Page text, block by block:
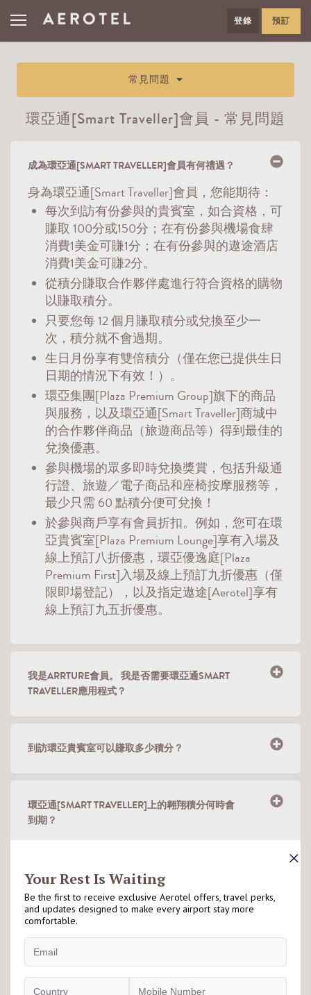
登錄 預訂
常見問題
環亞通[Smart Traveller]會員 - 常見問題
成為環亞通[SMART TRAVELLER]會員有何禮遇？
身為環亞通[Smart Traveller]會員，您能期待：
每次到訪有份參與的貴賓室，如合資格，可
賺取 100分或150分；在有份參與機場食肆
消費1美金可賺1分；在有份參與的遨途酒店
消費1美金可賺2分。
從積分賺取合作夥伴處進行符合資格的購物
以賺取積分。
只要您每 12 個月賺取積分或兌換至少一
次，積分就不會過期。
生日月份享有雙倍積分（僅在您已提供生日
日期的情況下有效！）。
環亞集團[Plaza Premium Group]旗下的商品
與服務，以及環亞通[Smart Traveller]商城中
的合作夥伴商品（旅遊商品等）得到最佳的
兌換優惠。
參與機場的眾多即時兌換獎賞，包括升級通
行證、旅遊／電子商品和座椅按摩服務等，
最少只需 60 點積分便可兌換！
於參與商戶享有會員折扣。例如，您可在環
亞貴賓室[Plaza Premium Lounge]享有入場及
線上預訂八折優惠，環亞優逸庭[Plaza
Premium First]入場及線上預訂九折優惠（僅
限即場登記），以及指定遨途[Aerotel]享有
線上預訂九五折優惠。
我是ARRTURE會員。 我是否需要環亞通SMART
TRAVELLER應用程式？
到訪環亞貴賓室可以賺取多少積分？
環亞通[SMART TRAVELLER]上的翱翔積分何時會
到期？
環亞通[SMART TRAVELLER]是否有任何註冊費或
會員年費？
我的環亞通[SMART TRAVELLER]會籍是否有期
限？